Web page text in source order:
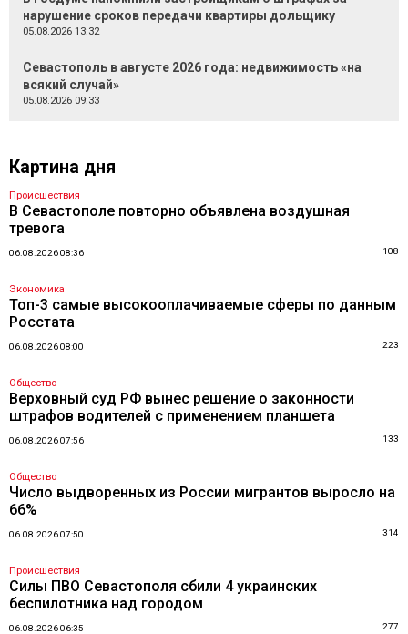
нарушение сроков передачи квартиры дольщику
05.08.2026 13:32
Севастополь в августе 2026 года: недвижимость «на
всякий случай»
05.08.2026 09:33
Картина дня
Происшествия
В Севастополе повторно объявлена воздушная
тревога
06.08.2026 08:36 108
Экономика
Топ-3 самые высокооплачиваемые сферы по данным
Росстата
06.08.2026 08:00 223
Общество
Верховный суд РФ вынес решение о законности
штрафов водителей с применением планшета
06.08.2026 07:56 133
Общество
Число выдворенных из России мигрантов выросло на
66%
06.08.2026 07:50 314
Происшествия
Силы ПВО Севастополя сбили 4 украинских
беспилотника над городом
06.08.2026 06:35 277